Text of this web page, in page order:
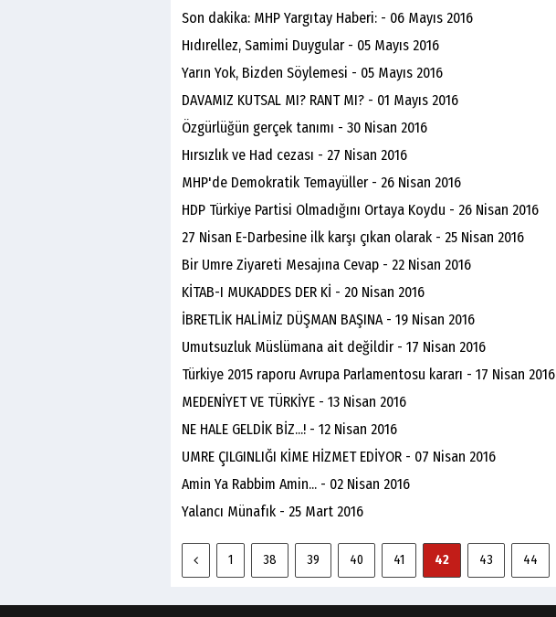
Son dakika: MHP Yargıtay Haberi: - 06 Mayıs 2016
Hıdırellez, Samimi Duygular - 05 Mayıs 2016
Yarın Yok, Bizden Söylemesi - 05 Mayıs 2016
DAVAMIZ KUTSAL MI? RANT MI? - 01 Mayıs 2016
Özgürlüğün gerçek tanımı - 30 Nisan 2016
Hırsızlık ve Had cezası - 27 Nisan 2016
MHP'de Demokratik Temayüller - 26 Nisan 2016
HDP Türkiye Partisi Olmadığını Ortaya Koydu - 26 Nisan 2016
27 Nisan E-Darbesine ilk karşı çıkan olarak - 25 Nisan 2016
Bir Umre Ziyareti Mesajına Cevap - 22 Nisan 2016
KİTAB-I MUKADDES DER Kİ - 20 Nisan 2016
İBRETLİK HALİMİZ DÜŞMAN BAŞINA - 19 Nisan 2016
Umutsuzluk Müslümana ait değildir - 17 Nisan 2016
Türkiye 2015 raporu Avrupa Parlamentosu kararı - 17 Nisan 2016
MEDENİYET VE TÜRKİYE - 13 Nisan 2016
NE HALE GELDİK BİZ...! - 12 Nisan 2016
UMRE ÇILGINLIĞI KİME HİZMET EDİYOR - 07 Nisan 2016
Amin Ya Rabbim Amin... - 02 Nisan 2016
Yalancı Münafık - 25 Mart 2016
1 38 39 40 41 42 43 44